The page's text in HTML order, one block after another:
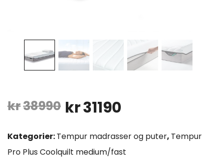
kr38990 Opprinnelig
pris
var:
kr31190
pris
er:
Kategorier:Tempur madrasser og puter, Tempur
Pro Plus Coolquilt medium/fast